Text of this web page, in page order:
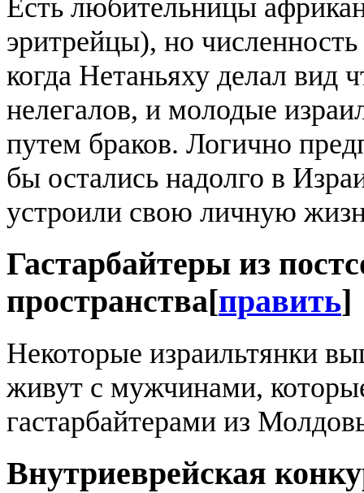
Есть любительницы
эритрейцы), но
когда Нетаньяху делал вид
нелегалов, и молодые
путем браков. Логично
бы остались надолго в
устроили свою личную
Гастарбайтеры из
пространства[править]
Некоторые израильтянки
живут с мужчинами,
гастарбайтерами из
Внутриеврейская